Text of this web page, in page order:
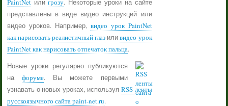
PaintNetилигрозу. Некоторые уроки на сайте
представлены в виде видео инструкций или
видео уроков. Например, видео урок PaintNet
как нарисовать реалистичный глаз иливидео урок
PaintNet как нарисовать отпечаток пальца.
Новые уроки регулярно публикуются
нафоруме. Вы можете первыми
узнавать о новых уроках, используя RSS ленты
русскоязычного сайта paint-net.ru.